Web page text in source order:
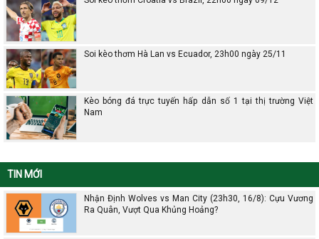
Soi kèo thơm Hà Lan vs Ecuador, 23h00 ngày 25/11
Kèo bóng đá trực tuyến hấp dẫn số 1 tại thị trường Việt
Nam
TIN MỚI
Nhận Định Wolves vs Man City (23h30, 16/8): Cựu Vương
Ra Quân, Vượt Qua Khủng Hoảng?